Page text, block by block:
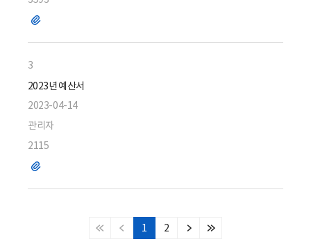
파
3
2023년 예산서
2023-04-14
관리자
2115
파
처
이
1 2
다
마